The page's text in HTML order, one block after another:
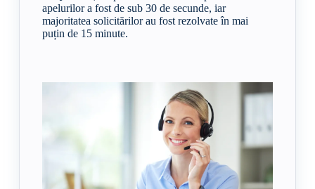
apelurilor a fost de sub 30 de secunde, iar
majoritatea solicitărilor au fost rezolvate în mai
puțin de 15 minute.